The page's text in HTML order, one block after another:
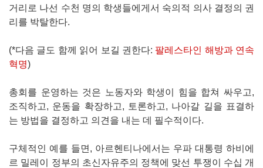
거리로 나선 수천 명의 학생들에게서 숙의적 의사 결정의 권
리를 박탈한다.
(*다음 글도 함께 읽어 보길 권한다: 팔레스타인 해방과 연속
혁명)
총회를 운영하는 것은 노동자와 학생이 힘을 합쳐 싸우고,
조직하고, 운동을 확장하고, 토론하고, 나아갈 길을 표결하
는 방법을 결정하고 의견을 내는 데 필수적이다.
구체적인 예를 들면, 아르헨티나에서는 우파 대통령 하비에
르 밀레이 정부의 초신자유주의 정책에 맞선 투쟁이 수십 개